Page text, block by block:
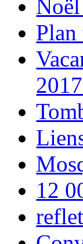
Plan
12